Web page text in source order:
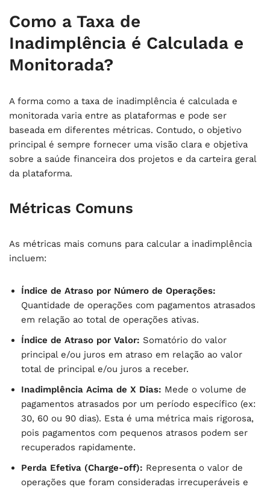
Como a Taxa de
Inadimplência é Calculada e
Monitorada?
A forma como a taxa de inadimplência é calculada e
monitorada varia entre as plataformas e pode ser
baseada em diferentes métricas. Contudo, o objetivo
principal é sempre fornecer uma visão clara e objetiva
sobre a saúde financeira dos projetos e da carteira geral
da plataforma.
Métricas Comuns
As métricas mais comuns para calcular a inadimplência
incluem:
Índice de Atraso por Número de Operações:
Quantidade de operações com pagamentos atrasados
em relação ao total de operações ativas.
Índice de Atraso por Valor: Somatório do valor
principal e/ou juros em atraso em relação ao valor
total de principal e/ou juros a receber.
Inadimplência Acima de X Dias: Mede o volume de
pagamentos atrasados por um período específico (ex:
30, 60 ou 90 dias). Esta é uma métrica mais rigorosa,
pois pagamentos com pequenos atrasos podem ser
recuperados rapidamente.
Perda Efetiva (Charge-off): Representa o valor de
operações que foram consideradas irrecuperáveis e